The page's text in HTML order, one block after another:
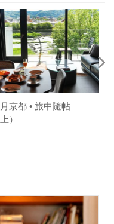
京都 • 旅中隨帖
上）